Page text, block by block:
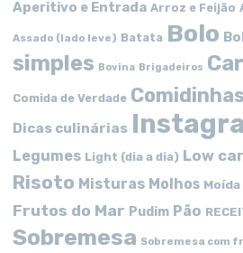
Aperitivo e Entrada Arroz e Feijão
Assado (lado leve) Batata Bolo
simples Bovina Brigadeiros
Comida de Verdade Comidinhas
Dicas culinárias
Legumes Light (dia a dia) Low
Risoto Misturas Molhos Moída
Frutos do Mar Pudim Pão
Sobremesa Sobremesa com